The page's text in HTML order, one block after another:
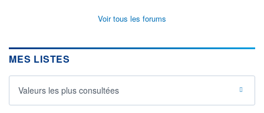
Voir tous les forums
MES LISTES
Valeurs les plus consultées